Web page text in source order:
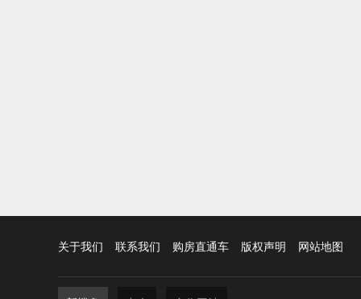
关于我们 联系我们 购房直通车 版权声明 网站地图